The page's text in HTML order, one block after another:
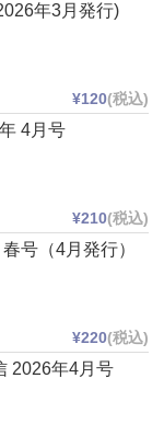
年3月発行)
¥120(税込)
4月号
¥210(税込)
号（4月発行）
¥220(税込)
2026年4月号